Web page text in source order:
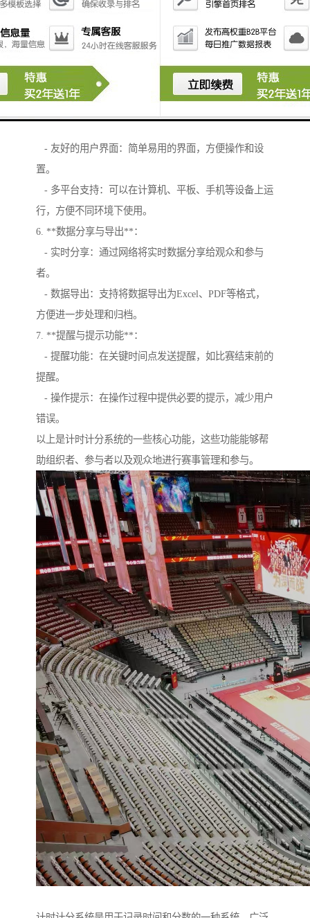
析。
4. **用户管理**：
- 参与者信息管理：支持记录和管理参与者的姓名、编
号等信息。
- 权限管理：可以设定不同用户的权限，确保只有授权
- 友好的用户界面：简单易用的界面，方便操作和设
置。
- 多平台支持：可以在计算机、平板、手机等设备上运
行，方便不同环境下使用。
6. **数据分享与导出**：
- 实时分享：通过网络将实时数据分享给观众和参与
者。
- 数据导出：支持将数据导出为Excel、PDF等格式，
方便进一步处理和归档。
7. **提醒与提示功能**：
- 提醒功能：在关键时间点发送提醒，如比赛结束前的
提醒。
- 操作提示：在操作过程中提供必要的提示，减少用户
错误。
以上是计时计分系统的一些核心功能，这些功能能够帮
助组织者、参与者以及观众地进行赛事管理和参与。